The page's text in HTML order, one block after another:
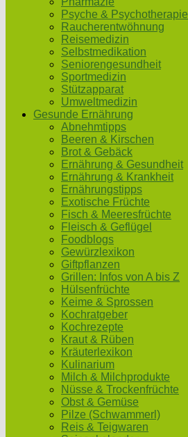
Psyche & Psychotherapie
Raucherentwöhnung
Reisemedizin
Selbstmedikation
Seniorengesundheit
Sportmedizin
Stützapparat
Umweltmedizin
Gesunde Ernährung
Abnehmtipps
Beeren & Kirschen
Brot & Gebäck
Ernährung & Gesundheit
Ernährung & Krankheit
Ernährungstipps
Exotische Früchte
Fisch & Meeresfrüchte
Fleisch & Geflügel
Foodblogs
Gewürzlexikon
Giftpflanzen
Grillen: Infos von A bis Z
Hülsenfrüchte
Keime & Sprossen
Kochratgeber
Kochrezepte
Kraut & Rüben
Kräuterlexikon
Kulinarium
Milch & Milchprodukte
Nüsse & Trockenfrüchte
Obst & Gemüse
Pilze (Schwammerl)
Reis & Teigwaren